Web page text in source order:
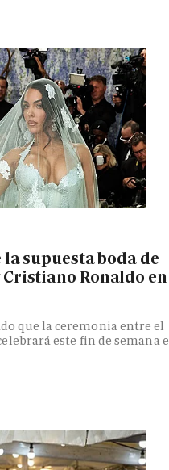
la supuesta boda de
Ronaldo en
que la ceremonia entre el
este fin de semana